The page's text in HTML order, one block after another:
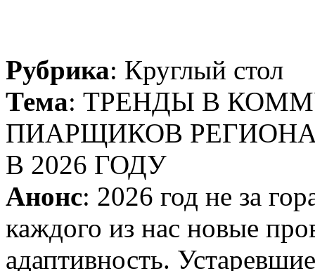
Рубрика: Круглый стол
Тема: ТРЕНДЫ В
ПИАРЩИКОВ
В 2026 ГОДУ
Анонс: 2026 год не за
каждого из нас новые
адаптивность.